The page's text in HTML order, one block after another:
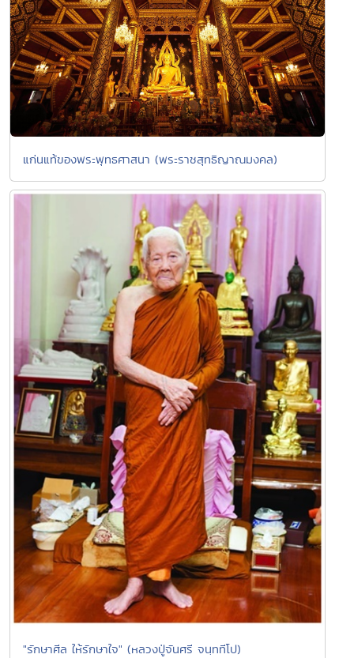
แก่นแท้ของพระพุทธศาสนา (พระราชสุทธิญาณมงคล)
"รักษาศีล ให้รักษาใจ" (หลวงปู่จันศรี จนฺททีโป)